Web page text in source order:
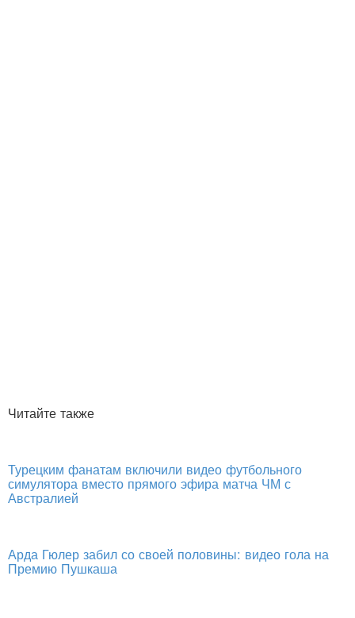
Читайте также
Турецким фанатам включили видео футбольного
симулятора вместо прямого эфира матча ЧМ с
Австралией
Арда Гюлер забил со своей половины: видео гола на
Премию Пушкаша